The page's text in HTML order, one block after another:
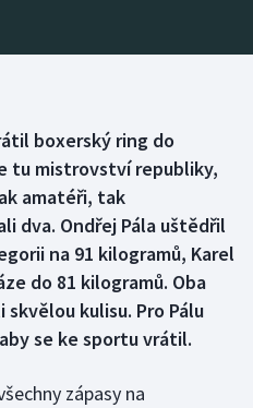
boxerský ring do
tu mistrovství republiky,
amatéři, tak
dva. Ondřej Pála uštědřil
na 91 kilogramů, Karel
do 81 kilogramů. Oba
kulisu. Pro Pálu
se ke sportu vrátil.
zápasy na